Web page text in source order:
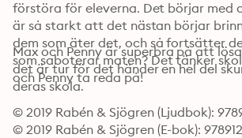
förstöra för eleverna. Det börjar med
är så starkt att det nästan börjar
dem som äter det, och så fortsätter
som saboterar maten? Det tänker
och Penny ta reda på!
Max och Penny är superbra på att
det är tur för det händer en hel del
deras skola.
© 2019 Rabén & Sjögren (Ljudbok):
© 2019 Rabén & Sjögren (E-bok):